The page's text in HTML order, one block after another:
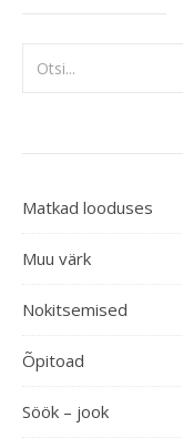
Matkad looduses
Muu värk
Nokitsemised
Õpitoad
Söök – jook